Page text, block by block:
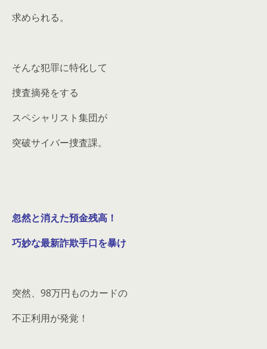
求められる。
そんな犯罪に特化して
捜査摘発をする
スペシャリスト集団が
突破サイバー捜査課。
忽然と消えた預金残高！
巧妙な最新詐欺手口を暴け
突然、98万円ものカードの
不正利用が発覚！